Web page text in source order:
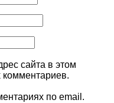
сайта в этом
по email.